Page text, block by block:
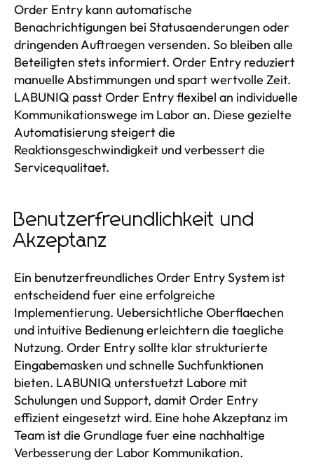
Order Entry kann automatische
Benachrichtigungen bei Statusaenderungen oder
dringenden Auftraegen versenden. So bleiben alle
Beteiligten stets informiert. Order Entry reduziert
manuelle Abstimmungen und spart wertvolle Zeit.
LABUNIQ passt Order Entry flexibel an individuelle
Kommunikationswege im Labor an. Diese gezielte
Automatisierung steigert die
Reaktionsgeschwindigkeit und verbessert die
Servicequalitaet.
Benutzerfreundlichkeit und
Akzeptanz
Ein benutzerfreundliches Order Entry System ist
entscheidend fuer eine erfolgreiche
Implementierung. Uebersichtliche Oberflaechen
und intuitive Bedienung erleichtern die taegliche
Nutzung. Order Entry sollte klar strukturierte
Eingabemasken und schnelle Suchfunktionen
bieten. LABUNIQ unterstuetzt Labore mit
Schulungen und Support, damit Order Entry
effizient eingesetzt wird. Eine hohe Akzeptanz im
Team ist die Grundlage fuer eine nachhaltige
Verbesserung der Labor Kommunikation.